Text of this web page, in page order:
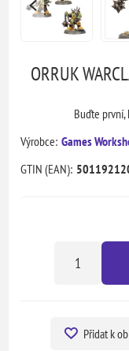
ORRUK
Buďte
Výrobce: Games
GTIN (EAN):
Přidat k